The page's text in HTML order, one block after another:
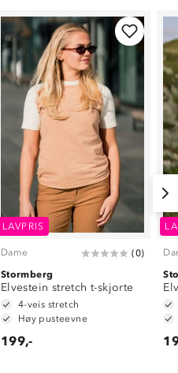
LAVPRIS
Dame (0)
Stormberg
Elvestein stretch t-skjorte
4-veis stretch
Høy pusteevne
199,-